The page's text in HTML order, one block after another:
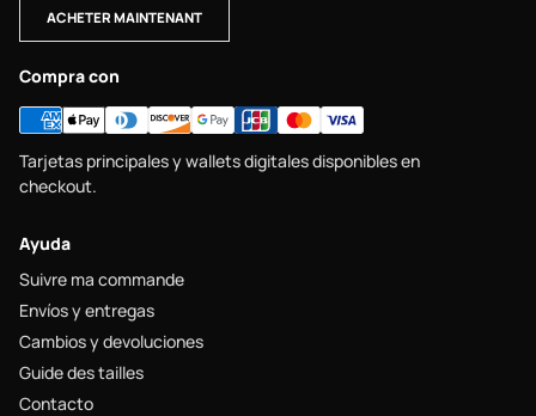
ACHETER MAINTENANT
Compra con
Tarjetas principales y wallets digitales disponibles en
checkout.
Ayuda
Suivre ma commande
Envíos y entregas
Cambios y devoluciones
Guide des tailles
Contacto